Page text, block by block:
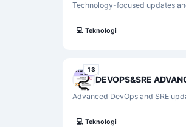
Technology-focused updates
💻 Teknologi
13
DEVOPS&SRE
Advanced DevOps and SRE
💻 Teknologi